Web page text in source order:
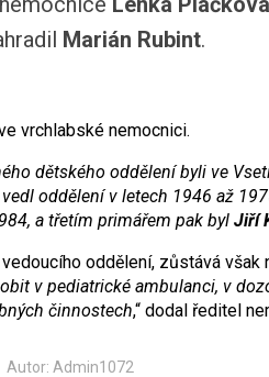
Marián Rubint.
vrchlabské nemocnici.
dětského oddělení byli ve
vedl oddělení v letech 1946 až
a třetím primářem pak byl Jiří
oddělení, zůstává však
v pediatrické ambulanci, v
činnostech,“ dodal ředitel
Autor: Admin1072